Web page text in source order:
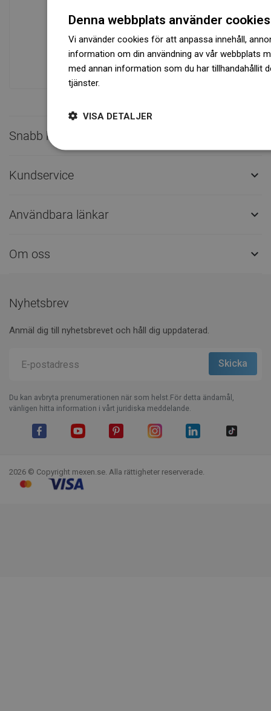
Ett modernt logistikcenter med en yta på
31 000 m² med över 68 000 pallplatser
ger över 1 500 000 stycken tillgängliga
produkter!
Snabb kontakt
Kundservice 
Användbara länkar 
Om oss 
Nyhetsbrev
Anmäl dig till nyhetsbrevet och håll dig uppdaterad.
Du kan avbryta prenumerationen när som helst.För detta ändamål,
vänligen hitta information i vårt juridiska meddelande.
2026 © Copyright mexen.se. Alla rättigheter reserverade.
Denna webbplats använder cookies
Vi använder cookies för att anpassa innehåll,
information om din användning av vår webbplats
med annan information som du har tillhandahållit
tjänster.
VISA DETALJER